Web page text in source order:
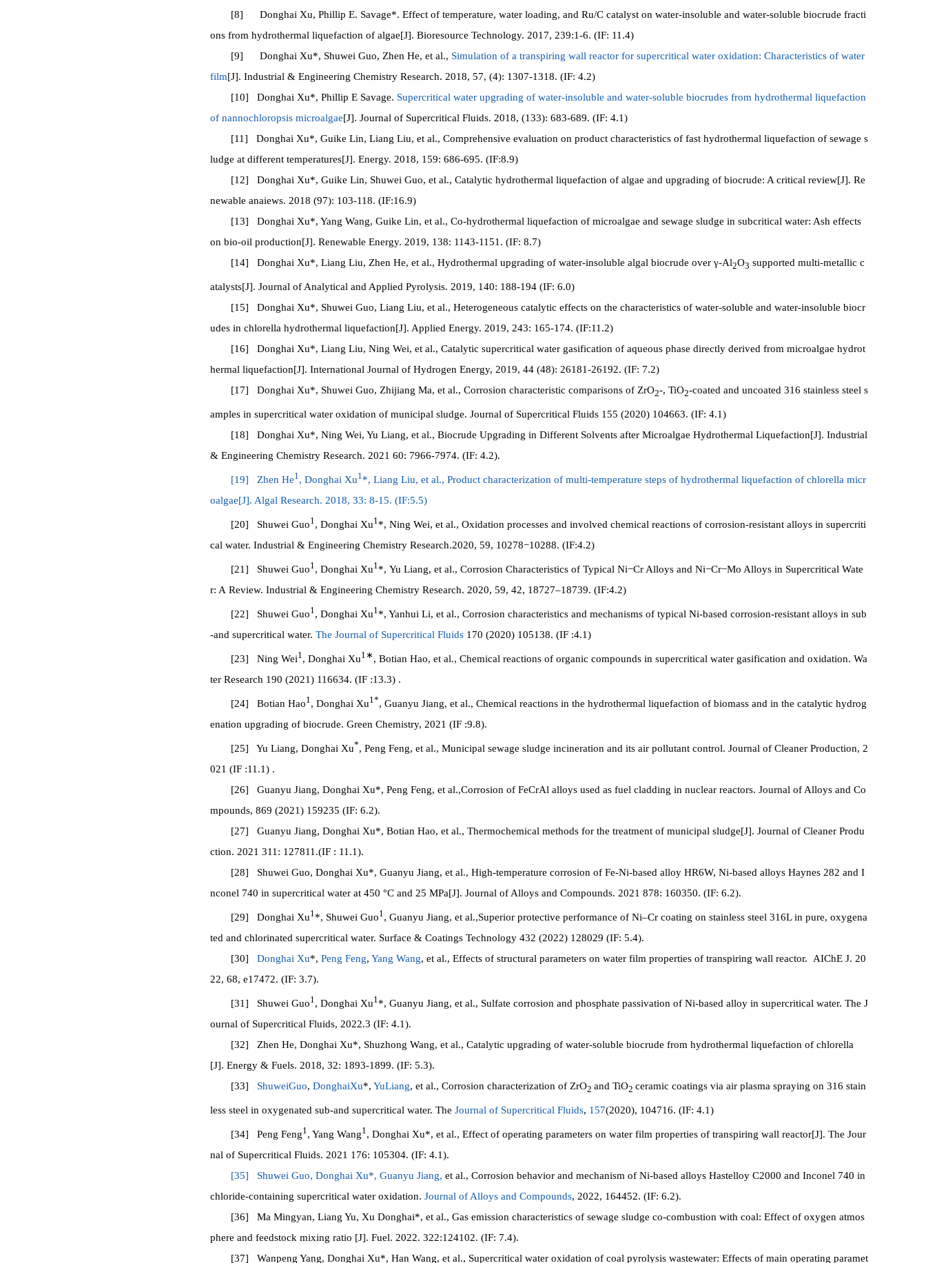
[8] Donghai Xu, Phillip E. Savage*. Effect of temperature, water loading, and Ru/C catalyst on water-insoluble and water-soluble biocrude fracti
ons from hydrothermal liquefaction of algae[J]. Bioresource Technology. 2017, 239:1-6. (IF: 11.4)
[9] Donghai Xu*, Shuwei Guo, Zhen He, et al., Simulation of a transpiring wall reactor for supercritical water oxidation: Characteristics of water
film[J]. Industrial & Engineering Chemistry Research. 2018, 57, (4): 1307-1318. (IF: 4.2)
[10] Donghai Xu*, Phillip E Savage. Supercritical water upgrading of water-insoluble and water-soluble biocrudes from hydrothermal liquefaction
of nannochloropsis microalgae[J]. Journal of Supercritical Fluids. 2018, (133): 683-689. (IF: 4.1)
[11] Donghai Xu*, Guike Lin, Liang Liu, et al., Comprehensive evaluation on product characteristics of fast hydrothermal liquefaction of sewage s
ludge at different temperatures[J]. Energy. 2018, 159: 686-695. (IF:8.9)
[12] Donghai Xu*, Guike Lin, Shuwei Guo, et al., Catalytic hydrothermal liquefaction of algae and upgrading of biocrude: A critical review[J]. Re
newable anaiews. 2018 (97): 103-118. (IF:16.9)
[13] Donghai Xu*, Yang Wang, Guike Lin, et al., Co-hydrothermal liquefaction of microalgae and sewage sludge in subcritical water: Ash effects
on bio-oil production[J]. Renewable Energy. 2019, 138: 1143-1151. (IF: 8.7)
[14] Donghai Xu*, Liang Liu, Zhen He, et al., Hydrothermal upgrading of water-insoluble algal biocrude over γ-Al2O3 supported multi-metallic c
atalysts[J]. Journal of Analytical and Applied Pyrolysis. 2019, 140: 188-194 (IF: 6.0)
[15] Donghai Xu*, Shuwei Guo, Liang Liu, et al., Heterogeneous catalytic effects on the characteristics of water-soluble and water-insoluble biocr
udes in chlorella hydrothermal liquefaction[J]. Applied Energy. 2019, 243: 165-174. (IF:11.2)
[16] Donghai Xu*, Liang Liu, Ning Wei, et al., Catalytic supercritical water gasification of aqueous phase directly derived from microalgae hydrot
hermal liquefaction[J]. International Journal of Hydrogen Energy, 2019, 44 (48): 26181-26192. (IF: 7.2)
[17] Donghai Xu*, Shuwei Guo, Zhijiang Ma, et al., Corrosion characteristic comparisons of ZrO2-, TiO2-coated and uncoated 316 stainless steel s
amples in supercritical water oxidation of municipal sludge. Journal of Supercritical Fluids 155 (2020) 104663. (IF: 4.1)
[18] Donghai Xu*, Ning Wei, Yu Liang, et al., Biocrude Upgrading in Different Solvents after Microalgae Hydrothermal Liquefaction[J]. Industrial
& Engineering Chemistry Research. 2021 60: 7966-7974. (IF: 4.2).
[19] Zhen He1, Donghai Xu1*, Liang Liu, et al., Product characterization of multi-temperature steps of hydrothermal liquefaction of chlorella micr
oalgae[J]. Algal Research. 2018, 33: 8-15. (IF:5.5)
[20] Shuwei Guo1, Donghai Xu1*, Ning Wei, et al., Oxidation processes and involved chemical reactions of corrosion-resistant alloys in supercriti
cal water. Industrial & Engineering Chemistry Research.2020, 59, 10278−10288. (IF:4.2)
[21] Shuwei Guo1, Donghai Xu1*, Yu Liang, et al., Corrosion Characteristics of Typical Ni−Cr Alloys and Ni−Cr−Mo Alloys in Supercritical Wate
r: A Review. Industrial & Engineering Chemistry Research. 2020, 59, 42, 18727–18739. (IF:4.2)
[22] Shuwei Guo1, Donghai Xu1*, Yanhui Li, et al., Corrosion characteristics and mechanisms of typical Ni-based corrosion-resistant alloys in sub
-and supercritical water. The Journal of Supercritical Fluids 170 (2020) 105138. (IF :4.1)
[23] Ning Wei1, Donghai Xu1∗ , Botian Hao, et al., Chemical reactions of organic compounds in supercritical water gasification and oxidation. Wa
ter Research 190 (2021) 116634. (IF :13.3) .
[24] Botian Hao1, Donghai Xu1*, Guanyu Jiang, et al., Chemical reactions in the hydrothermal liquefaction of biomass and in the catalytic hydrog
enation upgrading of biocrude. Green Chemistry, 2021 (IF :9.8).
[25] Yu Liang, Donghai Xu*, Peng Feng, et al., Municipal sewage sludge incineration and its air pollutant control. Journal of Cleaner Production, 2
021 (IF :11.1) .
[26] Guanyu Jiang, Donghai Xu*, Peng Feng, et al.,Corrosion of FeCrAl alloys used as fuel cladding in nuclear reactors. Journal of Alloys and Co
mpounds, 869 (2021) 159235 (IF: 6.2).
[27] Guanyu Jiang, Donghai Xu*, Botian Hao, et al., Thermochemical methods for the treatment of municipal sludge[J]. Journal of Cleaner Produ
ction. 2021 311: 127811.(IF : 11.1).
[28] Shuwei Guo, Donghai Xu*, Guanyu Jiang, et al., High-temperature corrosion of Fe-Ni-based alloy HR6W, Ni-based alloys Haynes 282 and I
nconel 740 in supercritical water at 450 °C and 25 MPa[J]. Journal of Alloys and Compounds. 2021 878: 160350. (IF: 6.2).
[29] Donghai Xu1*, Shuwei Guo1, Guanyu Jiang, et al.,Superior protective performance of Ni–Cr coating on stainless steel 316L in pure, oxygena
ted and chlorinated supercritical water. Surface & Coatings Technology 432 (2022) 128029 (IF: 5.4).
[30] Donghai Xu*, Peng Feng, Yang Wang, et al., Effects of structural parameters on water film properties of transpiring wall reactor. AIChE J. 20
22, 68, e17472. (IF: 3.7).
[31] Shuwei Guo1, Donghai Xu1*, Guanyu Jiang, et al., Sulfate corrosion and phosphate passivation of Ni-based alloy in supercritical water. The J
ournal of Supercritical Fluids, 2022.3 (IF: 4.1).
[32] Zhen He, Donghai Xu*, Shuzhong Wang, et al., Catalytic upgrading of water-soluble biocrude from hydrothermal liquefaction of chlorella
[J]. Energy & Fuels. 2018, 32: 1893-1899. (IF: 5.3).
[33] ShuweiGuo, DonghaiXu*, YuLiang, et al., Corrosion characterization of ZrO2 and TiO2 ceramic coatings via air plasma spraying on 316 stain
less steel in oxygenated sub-and supercritical water. The Journal of Supercritical Fluids, 157(2020), 104716. (IF: 4.1)
[34] Peng Feng1, Yang Wang1, Donghai Xu*, et al., Effect of operating parameters on water film properties of transpiring wall reactor[J]. The Jour
nal of Supercritical Fluids. 2021 176: 105304. (IF: 4.1).
[35] Shuwei Guo, Donghai Xu*, Guanyu Jiang, et al., Corrosion behavior and mechanism of Ni-based alloys Hastelloy C2000 and Inconel 740 in
chloride-containing supercritical water oxidation. Journal of Alloys and Compounds, 2022, 164452. (IF: 6.2).
[36] Ma Mingyan, Liang Yu, Xu Donghai*, et al., Gas emission characteristics of sewage sludge co-combustion with coal: Effect of oxygen atmos
phere and feedstock mixing ratio [J]. Fuel. 2022. 322:124102. (IF: 7.4).
[37] Wanpeng Yang, Donghai Xu*, Han Wang, et al., Supercritical water oxidation of coal pyrolysis wastewater: Effects of main operating paramet